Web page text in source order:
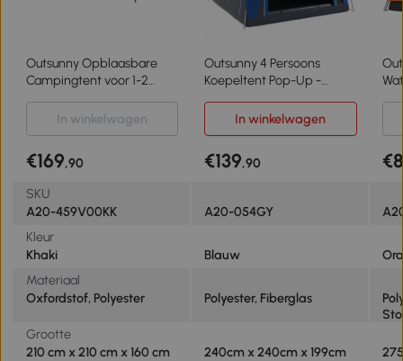
Outsunny Opblaasbare
Campingtent voor 1-2
Tent met Haak,
Luchtpomp, Vensters en
Outsunny 4 Persoons
Koepeltent Pop-Up -
Bescherming, voor 4
Personen
In winkelwagen In winkelwagen
€169,90 €139,90
SKU
A20-459V00KK
A20-054GY
Kleur
Khaki
Blauw
Materiaal
Oxfordstof, Polyester
Polyester, Fiberglas
Grootte
210 cm x 210 cm x 160 cm
240cm x 240cm x 199cm